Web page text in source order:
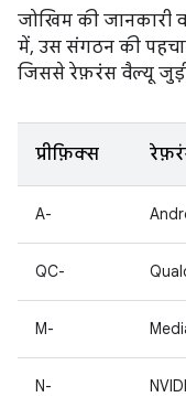
जोखिम की जानकारी
में, उस संगठन की
जिससे रेफ़रंस वैल्यू
प्रीफ़िक्स
A-
QC-
M-
N-